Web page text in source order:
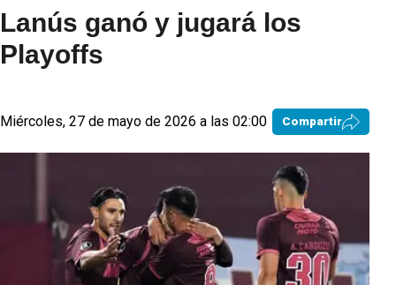
Lanús ganó y jugará los
Playoffs
Miércoles, 27 de mayo de 2026 a las 02:00 Compartir